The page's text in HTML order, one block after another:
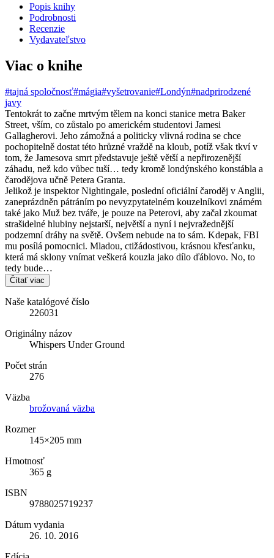
Popis knihy
Podrobnosti
Recenzie
Vydavateľstvo
Viac o knihe
#tajná spoločnosť#mágia#vyšetrovanie#Londýn#nadprirodzené
javy
Tentokrát to začne mrtvým tělem na konci stanice metra Baker
Street, vším, co zůstalo po americkém studentovi Jamesi
Gallagherovi. Jeho zámožná a politicky vlivná rodina se chce
pochopitelně dostat této hrůzné vraždě na kloub, potíž však tkví v
tom, že Jamesova smrt představuje ještě větší a nepřirozenější
záhadu, než kdo vůbec tuší… tedy kromě londýnského konstábla a
čarodějova učně Petera Granta.
Jelikož je inspektor Nightingale, poslední oficiální čaroděj v Anglii,
zaneprázdněn pátráním po nevyzpytatelném kouzelníkovi známém
také jako Muž bez tváře, je pouze na Peterovi, aby začal zkoumat
strašidelné hlubiny nejstarší, největší a nyní i nejvražednější
podzemní dráhy na světě. Ovšem nebude na to sám. Kdepak, FBI
mu posílá pomocnici. Mladou, ctižádostivou, krásnou křesťanku,
která má sklony vnímat veškerá kouzla jako dílo ďáblovo. No, to
tedy bude…
Čítať viac
Naše katalógové číslo
226031
Originálny názov
Whispers Under Ground
Počet strán
276
Väzba
brožovaná väzba
Rozmer
145×205 mm
Hmotnosť
365 g
ISBN
9788025719237
Dátum vydania
26. 10. 2016